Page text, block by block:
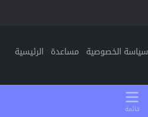
سياسة الخصوصية مساعدة الرئيسية
قائمة